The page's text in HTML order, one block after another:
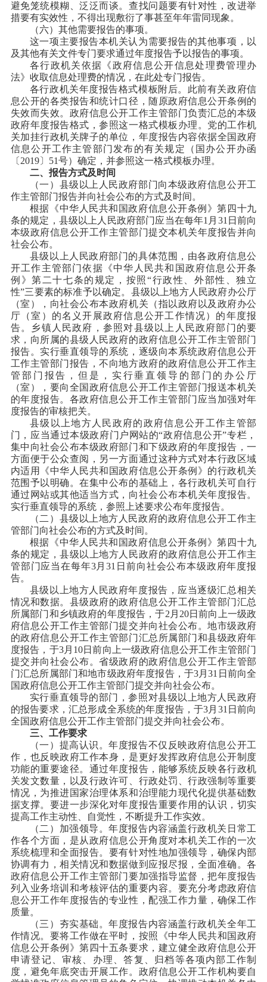
避免笼统模糊、泛泛而谈。查找问题要有针对性，改进举
措要有实效性，不得出现敷衍了事甚至年年雷同现象。
（六）其他需要报告的事项。
这一项主要报告本机关认为需要报告的其他事项，以
及其他有关文件专门要求通过年度报告予以报告的事项。
各行政机关依据《政府信息公开信息处理费管理办
法》收取信息处理费的情况，在此处专门报告。
各行政机关年度报告格式模板附后。此前有关政府信
息公开的各类报告和统计口径，随原政府信息公开条例的
失效而失效。政府信息公开工作主管部门负责汇总的本级
政府年度报告格式，参照这一格式模板办理。党的工作机
关加挂行政机关牌子的单位，年度报告内容依据全国政府
信息公开工作主管部门发布的有关规定（国办公开办函
〔2019〕51号）确定，并参照这一格式模板办理。
二、报告方式及时间
（一）县级以上人民政府部门向本级政府信息公开工
作主管部门报告并向社会公布的方式及时间。
根据《中华人民共和国政府信息公开条例》第四十九
条的规定，县级以上人民政府部门应当在每年1月31日前向
本级政府信息公开工作主管部门提交本机关年度报告并向
社会公布。
县级以上人民政府部门的具体范围，由各政府信息公
开工作主管部门依据《中华人民共和国政府信息公开条
例》第二十七条的规定，按照“行政性、外部性、独立
性”三要素的标准予以确定。县级以上地方人民政府办公厅
（室），向社会公布本政府机关（指以政府以及政府办公
厅（室）的名义开展政府信息公开工作情况）的年度报
告。乡镇人民政府，参照对县级以上人民政府部门的要
求，向所属的县级人民政府的政府信息公开工作主管部门
报告。实行垂直领导的系统，逐级向本系统政府信息公开
工作主管部门报告，不向地方政府的政府信息公开工作主
管部门报告，但是，实行垂直领导的部门的办公厅
（室），要向全国政府信息公开工作主管部门报送本机关
的年度报告。各政府信息公开工作主管部门应当加强对年
度报告的审核把关。
县级以上地方人民政府的政府信息公开工作主管部
门，应当通过本级政府门户网站的“政府信息公开”专栏，
集中向社会公布本级政府部门和下级政府的年度报告，一
方面便于公众查阅，另一方面通过这种方式对本行政区域
内适用《中华人民共和国政府信息公开条例》的行政机关
范围予以明确。在集中公布的基础上，各行政机关可自行
通过网站或其他适当方式，向社会公布本机关年度报告。
实行垂直领导的系统，参照上述要求公布年度报告。
（二）县级以上地方人民政府的政府信息公开工作主
管部门向社会公布的方式及时间。
根据《中华人民共和国政府信息公开条例》第四十九
条的规定，县级以上地方人民政府的政府信息公开工作主
管部门应当在每年3月31日前向社会公布本级政府年度报
告。
县级以上地方人民政府年度报告，应当逐级汇总相关
情况和数据。县级政府的政府信息公开工作主管部门汇总
所属部门和乡镇政府的年度报告，于2月20日前向上一级政
府信息公开工作主管部门提交并向社会公布。地市级政府
的政府信息公开工作主管部门汇总所属部门和县级政府年
度报告，于3月10日前向上一级政府信息公开工作主管部门
提交并向社会公布。省级政府的政府信息公开工作主管部
门汇总所属部门和地市级政府年度报告，于3月31日前向全
国政府信息公开工作主管部门提交并向社会公布。
实行垂直领导的部门，参照对县级以上地方人民政府
的报告要求，汇总形成全系统的年度报告，于3月31日前向
全国政府信息公开工作主管部门提交并向社会公布。
三、工作要求
（一）提高认识。年度报告不仅反映政府信息公开工
作，也反映政府工作本身，是更好发挥政府信息公开制度
功能的重要途径。通过年度报告，能够系统反映各行政机
关发文数量，以及行政许可、行政处罚、行政强制等重要
情况，为推进国家治理体系和治理能力现代化提供基础数
据支撑。要进一步深化对年度报告重要作用的认识，切实
提高工作主动性、自觉性，不断提升工作实效。
（二）加强领导。年度报告内容涵盖行政机关日常工
作各个方面，是从政府信息公开角度对本机关工作的一次
系统梳理和全面报告。要有针对性地加强领导，确保内部
协调有力，相关情况和数据做到应报尽报，全面准确。各
政府信息公开工作主管部门要加强指导监督，把年度报告
列入业务培训和考核评估的重要内容。要充分考虑政府信
息公开工作年度报告的专业性，配强工作力量，确保工作
质量。
（三）夯实基础。年度报告内容涵盖行政机关全年工
作情况。要将工作做在平时，按照《中华人民共和国政府
信息公开条例》第四十五条要求，建立健全政府信息公开
申请登记、审核、办理、答复、归档等各项内部工作制
度，避免年底突击开展工作。政府信息公开工作机构要自